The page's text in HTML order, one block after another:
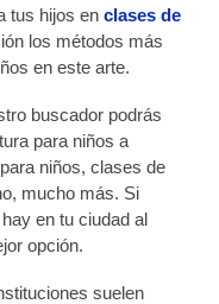
tus hijos en clases de
los métodos más
en este arte.
buscador podrás
para niños a
niños, clases de
mucho más. Si
en tu ciudad al
opción.
suelen